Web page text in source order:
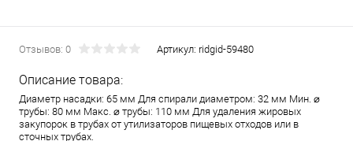
насадка
Ridgid T-11
скребок Н-
насадка
скребок Н-
Отзывов: 0 Артикул: ridgid-59480
Описание товара:
Диаметр насадки: 65 мм Для спирали диаметром: 32 мм Мин. ⌀
трубы: 80 мм Макс. ⌀ трубы: 110 мм Для удаления жировых
закупорок в трубах от утилизаторов пищевых отходов или в
сточных трубах.